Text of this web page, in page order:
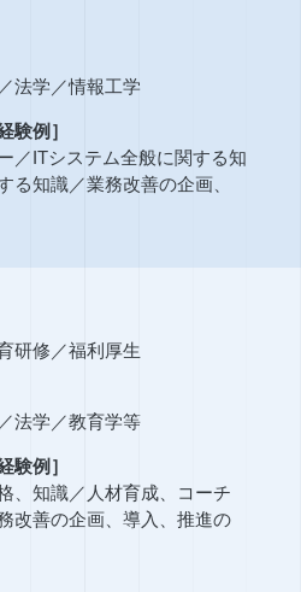
／法学 ／情報工学
験例］
／ITシステム全般に関する知
る知識／業務改善の企画、
研修 ／福利厚生
／法学 ／教育学等
験例］
、知識／ 人材育成、コーチ
改善の企画、導入、推進の